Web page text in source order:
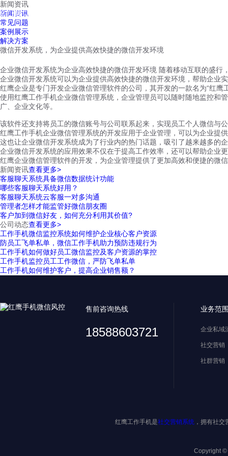
红鹰工作手机
新闻资讯
新闻资讯
常见问题
案例展示
解决方案
微信开发系统，为企业提供高效快捷的微信开发环境
企业微信开发系统为企业高效快捷的微信开发环境 随着移动互联的盛
企业微信开发系统可以为企业提供高效快捷的微信开发环境，帮助企业
红鹰企业是专门开发企业微信管理软件的公司，其开发的一款名为“红
使用红鹰工作手机企业微信管理系统，企业管理员可以随时随地监控和
广、企业文化等。
该软件还支持将员工的微信账号与公司联系起来，实现员工个人微信与
红鹰工作手机企业微信管理系统的开发应用于企业管理，可以为企业提
这也让企业微信开发系统成为了行业内的热门话题，吸引了越来越多的
企业微信开发系统的应用效果不仅在于提高工作效率，还可以帮助企业
红鹰企业微信管理软件的开发，为企业管理提供了更加高效和便捷的微
新闻资讯查看更多>
客服聊天系统具备微信数据统计功能
哪些客服聊天系统好用？
客服聊天系统云客服一对多沟通
管理者怎样才能监管好微信朋友圈
客户加到微信好友，如何充分利用其价值?
公司动态查看更多>
工作手机微信监控系统如何维护企业核心客户资源
防员工飞单私单，微信工作手机助力预防违规行为
工作手机如何做好员工微信监控及客户资源的掌控
工作手机监控员工工作微信，严防飞单私单
工作手机如何维护客户，提高企业销售额？
售前咨询热线
18588603721
业务范
企业私域
社交营销
社群营销
红鹰工作手机是社交营销系统 ，拥有社
Copyright ©